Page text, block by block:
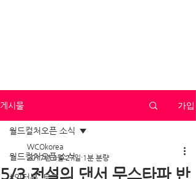
게시물 가입
월드컬처오픈 소식
월드컬처오픈 소식
5/3 전설의 댄서 무스타파 반
WCOkorea
2017년 4월 27일 1분 분량